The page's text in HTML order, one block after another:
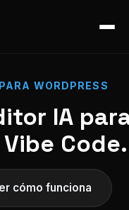
WORDPRESS
IA
Code.
cómo funciona